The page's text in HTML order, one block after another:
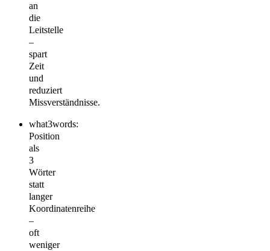
an
die
Leitstelle
–
spart
Zeit
und
reduziert
Missverständnisse.
what3words:
Position
als
3
Wörter
statt
langer
Koordinatenreihe
–
oft
weniger